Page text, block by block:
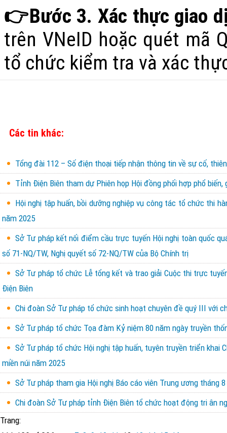
👉Bước 3. Xác thực giao
trên VNeID hoặc quét mã
tổ chức kiểm tra và xác
Các tin khác:
Tổng đài 112 – Số điện thoại tiếp nhận thông tin về sự cố,
Tỉnh Điện Biên tham dự Phiên họp Hội đồng phối hợp phổ
Hội nghị tập huấn, bồi dưỡng nghiệp vụ công tác tổ chức thi
năm 2025
Sở Tư pháp kết nối điểm cầu trực tuyến Hội nghị toàn quốc
số 71-NQ/TW, Nghị quyết số 72-NQ/TW của Bộ Chính trị
Sở Tư pháp tổ chức Lễ tổng kết và trao giải Cuộc thi trực
Điện Biên
Chi đoàn Sở Tư pháp tổ chức sinh hoạt chuyên đề quý III với
Sở Tư pháp tổ chức Tọa đàm Kỷ niệm 80 năm ngày truyền
Sở Tư pháp tổ chức Hội nghị tập huấn, tuyên truyền triển
miền núi năm 2025
Sở Tư pháp tham gia Hội nghị Báo cáo viên Trung ương tháng
Chi đoàn Sở Tư pháp tỉnh Điện Biên tổ chức hoạt động tri ân
Trang: